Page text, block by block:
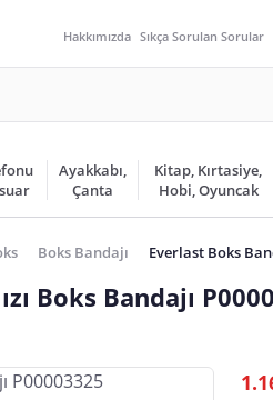
Hakkımızda Sıkça Sorulan Sorular
Ayakkabı,
Çanta
Kitap, Kırtasiye,
Hobi, Oyuncak
Boks Bandajı Everlast Boks
Boks Bandajı